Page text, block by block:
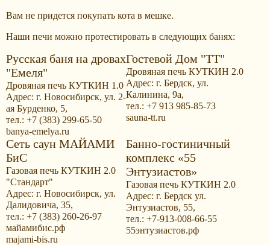
Вам не придется покупать кота в мешке.
Наши печи можно протестировать в следующих банях:
Русская баня на дровах
"Емеля"
Дровяная печь КУТКИН 1.0
Адрес: г. Новосибирск, ул. 2-
ая Бурденко, 5,
тел.: +7 (383) 299-65-50
banya-emelya.ru
Гостевой Дом "ТТ"
Дровяная печь КУТКИН 2.0
Адрес: г. Бердск, ул.
Калинина, 9а,
тел.: +7 913 985-85-73
sauna-tt.ru
Сеть саун МАЙАМИ
БиС
Газовая печь КУТКИН 2.0
"Стандарт"
Адрес: г. Новосибирск, ул.
Далидовича, 35,
тел.: +7 (383) 260-26-97
майамибис.рф
majami-bis.ru
Банно-гостиничный
комплекс «55
Энтузиастов»
Газовая печь КУТКИН 2.0
Адрес: г. Бердск ул.
Энтузиастов, 55,
тел.: +7-913-008-66-55
55энтузиастов.рф